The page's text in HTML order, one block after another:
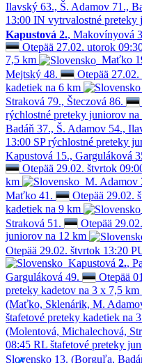
Ilavský 63., Š. Adamov 71.,
13:00 IN vytrvalostné preteky
Kapustová 2., Makovínyová
Otepää 27.02. utorok
7,5 km
Maťko
Mejtský 48.
Otepää 27.02.
kadetiek na 6 km
Straková 79., Šteczová 86.
rýchlostné preteky juniorov na
Badáň 37., Š. Adamov 54.,
13:00 SP rýchlostné preteky
Kapustová 15., Garguláková
Otepää 29.02. štvrtok
km
M. Adamov
Maťko 41.
Otepää 29.02.
kadetiek na 9 km
Straková 51.
Otepää 29.02.
juniorov na 12 km
Otepää 29.02. štvrtok 13:20
Kapustová 2.,
Garguláková 49.
Otepää
preteky kadetov na 3 x 7,5 km
(Maťko, Sklenárik, M.
štafetové preteky kadetiek na
(Molentová, Michalechová,
08:45 RL štafetové preteky
Slovensko 13. (Borguľa,